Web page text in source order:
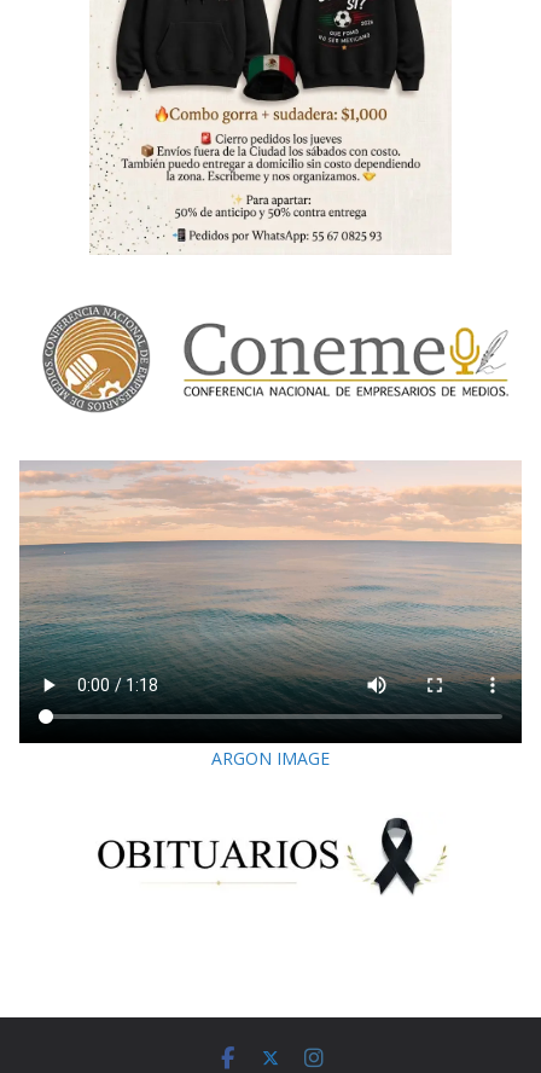
ARGON IMAGE